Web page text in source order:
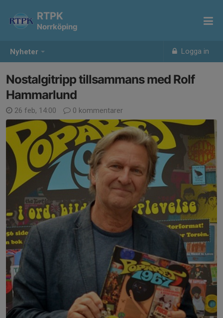
Nyheter Logga in
RTPK
Norrköping
Nostalgitripp tillsammans med Rolf
Hammarlund
26 feb, 14:00 0 kommentarer